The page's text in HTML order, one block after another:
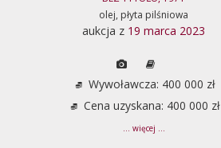
olej, płyta pilśniowa
aukcja z 19 marca 2023
Wywoławcza: 400 000 zł
Cena uzyskana: 400 000 zł
... więcej ...